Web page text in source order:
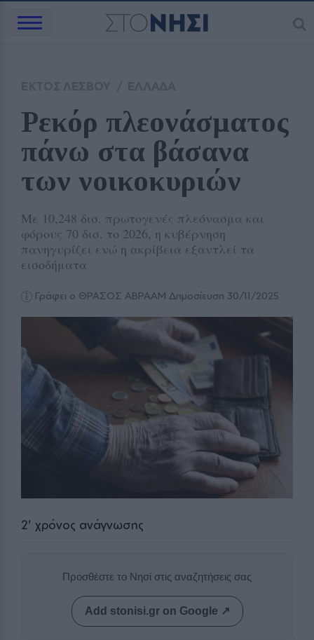
Ρεκόρ πλεονάσματος
πάνω στα βάσανα
των νοικοκυριών
Με 10,248 δισ. πρωτογενές πλεόνασμα και
φόρους 70 δισ. το 2026, η κυβέρνηση
πανηγυρίζει ενώ η ακρίβεια εξαντλεί τα
εισοδήματα
Γράφει ο ΘΡΑΣΟΣ ΑΒΡΑΑΜ Δημοσίευση 30/11/2025
2' χρόνος ανάγνωσης
Προσθέστε το Νησί στις αναζητήσεις σας
Add stonisi.gr on Google ↗